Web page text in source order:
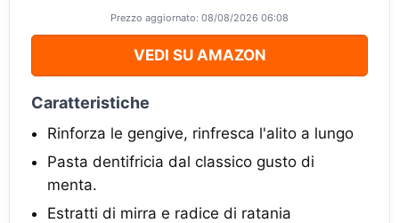
Prezzo aggiornato: 08/08/2026 06:08
VEDI SU AMAZON
Caratteristiche
Rinforza le gengive, rinfresca l'alito a lungo
Pasta dentifricia dal classico gusto di
menta.
Estratti di mirra e radice di ratania